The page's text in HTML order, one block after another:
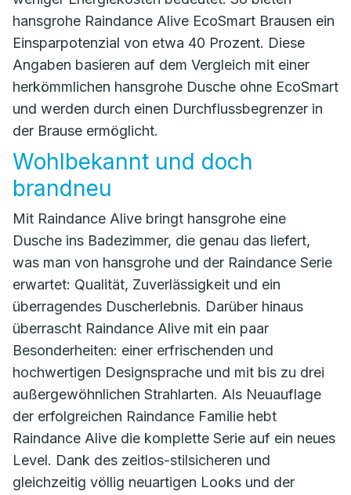
hansgrohe Raindance Alive EcoSmart Brausen ein
Einsparpotenzial von etwa 40 Prozent. Diese
Angaben basieren auf dem Vergleich mit einer
herkömmlichen hansgrohe Dusche ohne EcoSmart
und werden durch einen Durchflussbegrenzer in
der Brause ermöglicht.
Wohlbekannt und doch
brandneu
Mit Raindance Alive bringt hansgrohe eine
Dusche ins Badezimmer, die genau das liefert,
was man von hansgrohe und der Raindance Serie
erwartet: Qualität, Zuverlässigkeit und ein
überragendes Duscherlebnis. Darüber hinaus
überrascht Raindance Alive mit ein paar
Besonderheiten: einer erfrischenden und
hochwertigen Designsprache und mit bis zu drei
außergewöhnlichen Strahlarten. Als Neuauflage
der erfolgreichen Raindance Familie hebt
Raindance Alive die komplette Serie auf ein neues
Level. Dank des zeitlos-stilsicheren und
gleichzeitig völlig neuartigen Looks und der